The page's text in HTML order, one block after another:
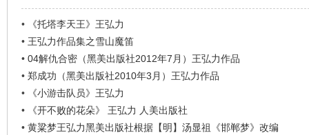
•
《托塔李天王》王弘力
• 王弘力作品集之雪山魔笛
• 04解仇合密（黑美出版社2012年7月）王弘力作品
• 郑成功（黑美出版社2010年3月）王弘力作品
•
《小游击队员》王弘力
•
《开不败的花朵》 王弘力 人美出版社
• 黄粱梦王弘力黑美出版社根据【明】汤显祖《邯郸梦》改编